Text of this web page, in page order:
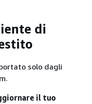
di
solo dagli
il tuo